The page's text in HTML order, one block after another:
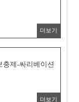
더보기
충제-싸리베이션
더보기